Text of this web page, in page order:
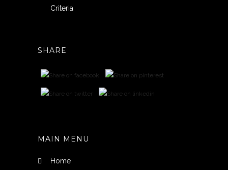
Criteria
SHARE
MAIN MENU
Home